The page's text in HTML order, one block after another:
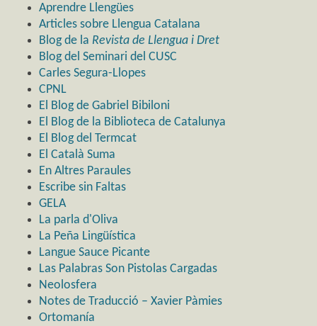
Aprendre Llengües
Articles sobre Llengua Catalana
Blog de la Revista de Llengua i Dret
Blog del Seminari del CUSC
Carles Segura-Llopes
CPNL
El Blog de Gabriel Bibiloni
El Blog de la Biblioteca de Catalunya
El Blog del Termcat
El Català Suma
En Altres Paraules
Escribe sin Faltas
GELA
La parla d'Oliva
La Peña Lingüística
Langue Sauce Picante
Las Palabras Son Pistolas Cargadas
Neolosfera
Notes de Traducció – Xavier Pàmies
Ortomanía